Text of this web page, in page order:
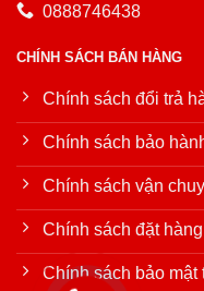
0888746438
CHÍNH SÁCH BÁN HÀNG
Chính sách đổi trả
Chính sách bảo
Chính sách vận
Chính sách đặt hàng
Chính sách bảo mật